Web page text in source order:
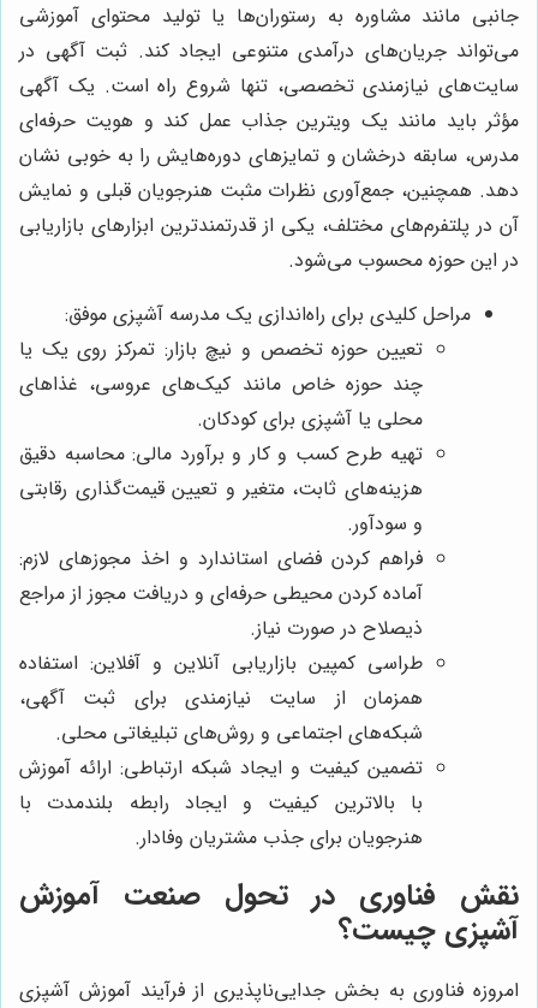
جانبی مانند مشاوره به رستوران‌ها یا تولید محتوای آموزشی
می‌تواند جریان‌های درآمدی متنوعی ایجاد کند. ثبت آگهی در
سایت‌های نیازمندی تخصصی، تنها شروع راه است. یک آگهی
مؤثر باید مانند یک ویترین جذاب عمل کند و هویت حرفه‌ای
مدرس، سابقه درخشان و تمایزهای دوره‌هایش را به خوبی نشان
دهد. همچنین، جمع‌آوری نظرات مثبت هنرجویان قبلی و نمایش
آن در پلتفرم‌های مختلف، یکی از قدرتمندترین ابزارهای بازاریابی
در این حوزه محسوب می‌شود.
مراحل کلیدی برای راه‌اندازی یک مدرسه آشپزی موفق:
تعیین حوزه تخصص و نیچ بازار: تمرکز روی یک یا
چند حوزه خاص مانند کیک‌های عروسی، غذاهای
محلی یا آشپزی برای کودکان.
تهیه طرح کسب و کار و برآورد مالی: محاسبه دقیق
هزینه‌های ثابت، متغیر و تعیین قیمت‌گذاری رقابتی
و سودآور.
فراهم کردن فضای استاندارد و اخذ مجوزهای لازم:
آماده کردن محیطی حرفه‌ای و دریافت مجوز از مراجع
ذیصلاح در صورت نیاز.
طراسی کمپین بازاریابی آنلاین و آفلاین: استفاده
همزمان از سایت نیازمندی برای ثبت آگهی،
شبکه‌های اجتماعی و روش‌های تبلیغاتی محلی.
تضمین کیفیت و ایجاد شبکه ارتباطی: ارائه آموزش
با بالاترین کیفیت و ایجاد رابطه بلندمدت با
هنرجویان برای جذب مشتریان وفادار.
نقش فناوری در تحول صنعت آموزش
آشپزی چیست؟
امروزه فناوری به بخش جدایی‌ناپذیری از فرآیند آموزش آشپزی